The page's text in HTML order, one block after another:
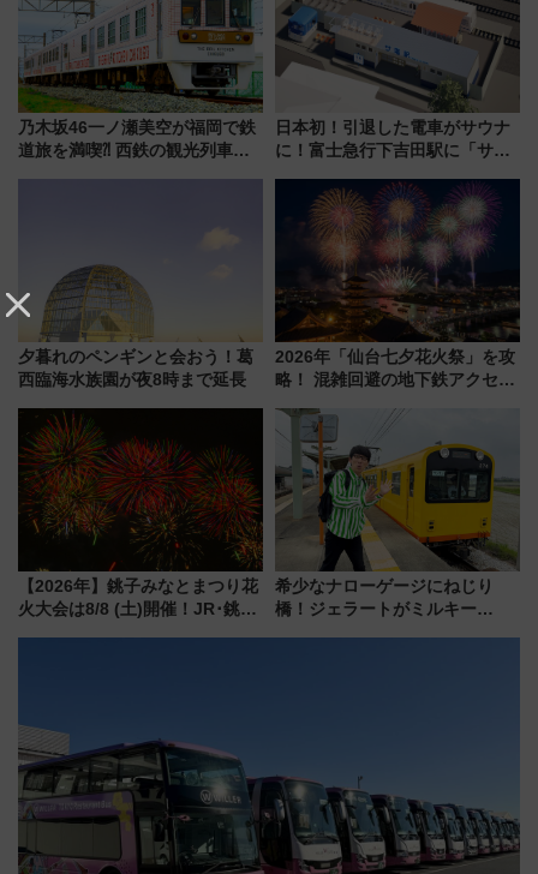
乃木坂46一ノ瀬美空が福岡で鉄
道旅を満喫⁈ 西鉄の観光列車
日本初！引退した電車がサウナ
に！富士急行下吉田駅に「サ電
業 行き交う電車の音や振動を
感じながら「ととのう」新感覚
夕暮れのペンギンと会おう！葛
西臨海水族園が夜8時まで延長
2026年「仙台七夕花火祭」を攻
略！ 混雑回避の地下鉄アクセス
火前に楽しむ仙台観光ルートま
で解説！
【2026年】銚子みなとまつり花
火大会は8/8 (土)開催！JR･銚子
希少なナローゲージにねじり
橋！ジェラートがミルキー